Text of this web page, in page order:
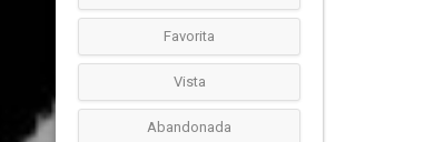
Favorita
Vista
Abandonada